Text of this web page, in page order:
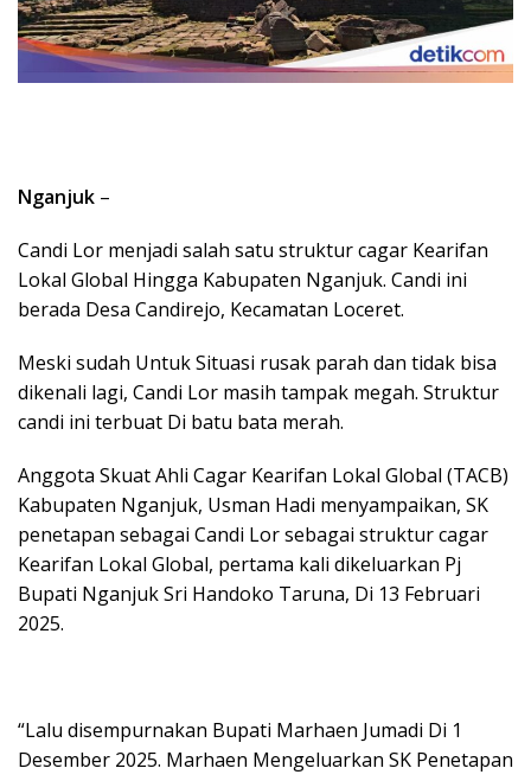
Nganjuk –
Candi Lor menjadi salah satu struktur cagar Kearifan
Lokal Global Hingga Kabupaten Nganjuk. Candi ini
berada Desa Candirejo, Kecamatan Loceret.
Meski sudah Untuk Situasi rusak parah dan tidak bisa
dikenali lagi, Candi Lor masih tampak megah. Struktur
candi ini terbuat Di batu bata merah.
Anggota Skuat Ahli Cagar Kearifan Lokal Global (TACB)
Kabupaten Nganjuk, Usman Hadi menyampaikan, SK
penetapan sebagai Candi Lor sebagai struktur cagar
Kearifan Lokal Global, pertama kali dikeluarkan Pj
Bupati Nganjuk Sri Handoko Taruna, Di 13 Februari
2025.
“Lalu disempurnakan Bupati Marhaen Jumadi Di 1
Desember 2025. Marhaen Mengeluarkan SK Penetapan